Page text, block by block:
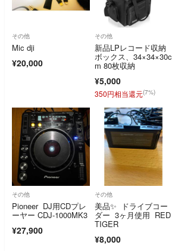
その他
Mic dji
¥20,000
その他
新品LPレコード収納
ボックス、34×34×30c
m 80枚収納
¥5,000
350円相当還元(7%)
その他
Pioneer DJ用CDプレ
ーヤー CDJ-1000MK3
¥27,900
その他
美品✨ ドライブコー
ダー 3ヶ月使用 RED
TIGER
¥8,000